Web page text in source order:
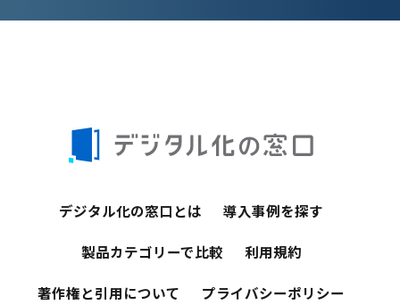
デジタル化の窓口とは 導入事例を探す
製品カテゴリーで比較 利用規約
著作権と引用について プライバシーポリシー